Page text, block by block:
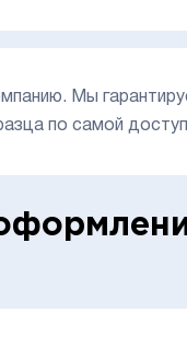
Мы
по самой